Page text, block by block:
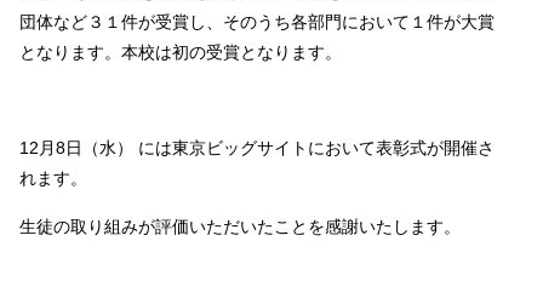
団体など３１件が受賞し、そのうち各部門において１件が大賞
となります。本校は初の受賞となります。
12月8日（水） には東京ビッグサイトにおいて表彰式が開催さ
れます。
生徒の取り組みが評価いただいたことを感謝いたします。